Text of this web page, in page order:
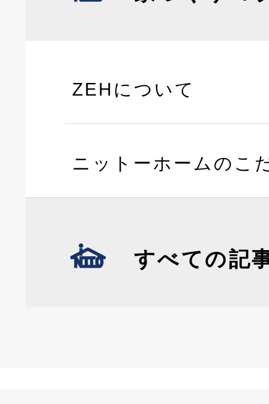
ZEHについて
ニットーホームのこ
すべての記